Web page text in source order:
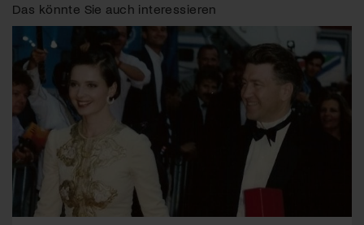
Das könnte Sie auch interessieren